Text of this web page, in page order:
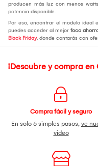
producen más luz con menos
potencia disponible.
Por eso, encontrar el modelo ideal
puedes acceder al mejor foco
Black Friday, donde contarás con
¡Descubre y compra en
Compra fácil y seguro
En solo 6 simples pasos, ve
video